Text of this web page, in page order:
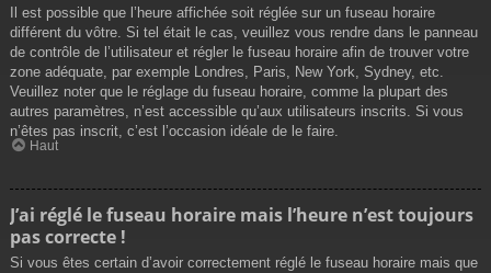
Il est possible que l’heure affichée soit réglée sur un fuseau horaire
différent du vôtre. Si tel était le cas, veuillez vous rendre dans le panneau
de contrôle de l’utilisateur et régler le fuseau horaire afin de trouver votre
zone adéquate, par exemple Londres, Paris, New York, Sydney, etc.
Veuillez noter que le réglage du fuseau horaire, comme la plupart des
autres paramètres, n’est accessible qu’aux utilisateurs inscrits. Si vous
n’êtes pas inscrit, c’est l’occasion idéale de le faire.
Haut
J’ai réglé le fuseau horaire mais l’heure n’est toujours
pas correcte !
Si vous êtes certain d’avoir correctement réglé le fuseau horaire mais que